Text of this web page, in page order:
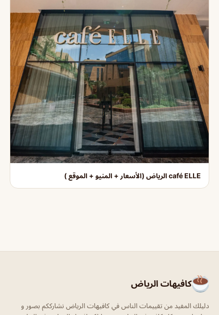
café ELLE الرياض (الأسعار + المنيو + الموقع )
كافيهات الرياض
دليلك المفيد من تقييمات الناس في كافيهات الرياض نشارككم بصور و